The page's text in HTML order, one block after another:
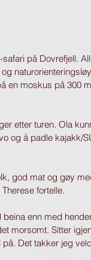
på Dovrefjell.
en moskus på 300
etter turen. Ola
og å padle kajakk/
god mat og gøy
fortelle.
enn med
morsomt. Sitter
Det takker jeg